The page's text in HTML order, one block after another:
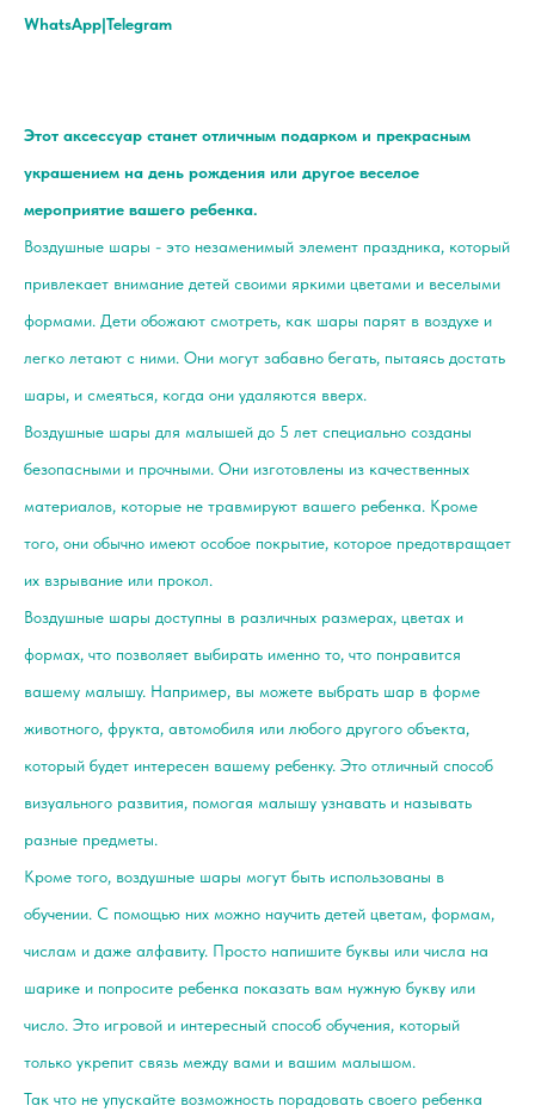
WhatsApp|Telegram
Этот аксессуар станет отличным подарком и прекрасным
украшением на день рождения или другое веселое
мероприятие вашего ребенка.
Воздушные шары - это незаменимый элемент праздника, который
привлекает внимание детей своими яркими цветами и веселыми
формами. Дети обожают смотреть, как шары парят в воздухе и
легко летают с ними. Они могут забавно бегать, пытаясь достать
шары, и смеяться, когда они удаляются вверх.
Воздушные шары для малышей до 5 лет специально созданы
безопасными и прочными. Они изготовлены из качественных
материалов, которые не травмируют вашего ребенка. Кроме
того, они обычно имеют особое покрытие, которое предотвращает
их взрывание или прокол.
Воздушные шары доступны в различных размерах, цветах и
формах, что позволяет выбирать именно то, что понравится
вашему малышу. Например, вы можете выбрать шар в форме
животного, фрукта, автомобиля или любого другого объекта,
который будет интересен вашему ребенку. Это отличный способ
визуального развития, помогая малышу узнавать и называть
разные предметы.
Кроме того, воздушные шары могут быть использованы в
обучении. С помощью них можно научить детей цветам, формам,
числам и даже алфавиту. Просто напишите буквы или числа на
шарике и попросите ребенка показать вам нужную букву или
число. Это игровой и интересный способ обучения, который
только укрепит связь между вами и вашим малышом.
Так что не упускайте возможность порадовать своего ребенка